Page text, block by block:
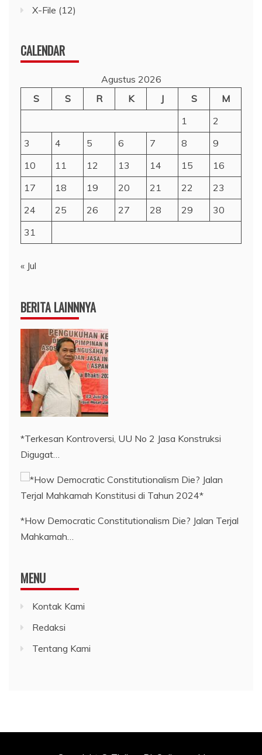
X-File (12)
CALENDAR
Agustus 2026
S
S R K J S
M
1
2
3
4 5 6 7 8
9
10
11 12 13 14 15
16
17
18 19 20 21 22
23
24
25 26 27 28 29
30
31
« Jul
BERITA LAINNNYA
*Terkesan Kontroversi, UU No 2 Jasa Konstruksi
Digugat…
*How Democratic Constitutionalism Die? Jalan Terjal
Mahkamah…
MENU
Kontak Kami
Redaksi
Tentang Kami